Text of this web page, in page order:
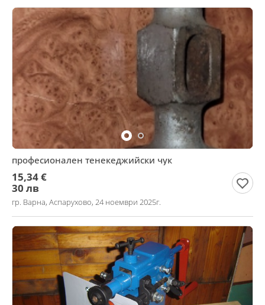
професионален тенекеджийски чук
15,34 €
30 лв
гр. Варна, Аспарухово, 24 ноември 2025г.